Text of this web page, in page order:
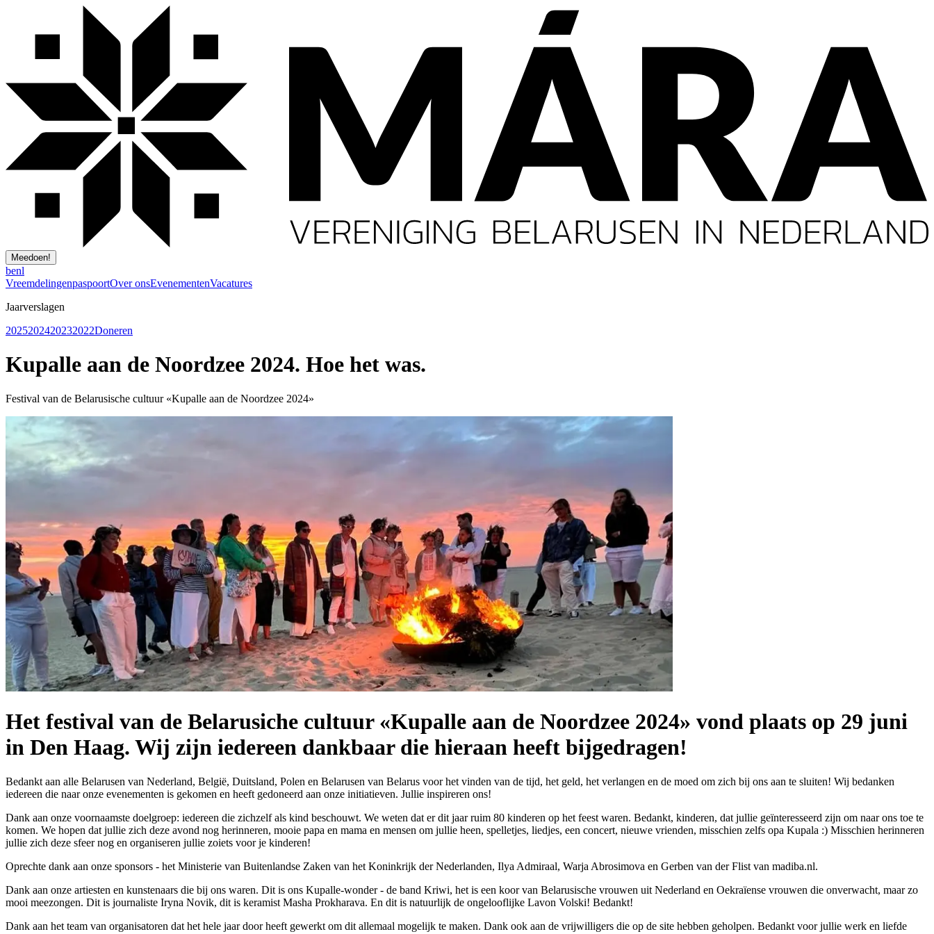
Meedoen!
benl
VreemdelingenpaspoortOver onsEvenementenVacatures
Jaarverslagen
2025202420232022Doneren
Kupalle aan de Noordzee 2024. Hoe het was.
Festival van de Belarusische cultuur «Kupalle aan de Noordzee 2024»
Het festival van de Belarusiche cultuur «Kupalle aan de Noordzee 2024» vond plaats op 29 juni
in Den Haag. Wij zijn iedereen dankbaar die hieraan heeft bijgedragen!
Bedankt aan alle Belarusen van Nederland, België, Duitsland, Polen en Belarusen van Belarus voor het vinden van de tijd, het geld, het verlangen en de moed om zich bij ons aan te sluiten! Wij bedanken
iedereen die naar onze evenementen is gekomen en heeft gedoneerd aan onze initiatieven. Jullie inspireren ons!
Dank aan onze voornaamste doelgroep: iedereen die zichzelf als kind beschouwt. We weten dat er dit jaar ruim 80 kinderen op het feest waren. Bedankt, kinderen, dat jullie geïnteresseerd zijn om naar ons toe te
komen. We hopen dat jullie zich deze avond nog herinneren, mooie papa en mama en mensen om jullie heen, spelletjes, liedjes, een concert, nieuwe vrienden, misschien zelfs opa Kupala :) Misschien herinneren
jullie zich deze sfeer nog en organiseren jullie zoiets voor je kinderen!
Oprechte dank aan onze sponsors - het Ministerie van Buitenlandse Zaken van het Koninkrijk der Nederlanden, Ilya Admiraal, Warja Abrosimova en Gerben van der Flist van madiba.nl.
Dank aan onze artiesten en kunstenaars die bij ons waren. Dit is ons Kupalle-wonder - de band Kriwi, het is een koor van Belarusische vrouwen uit Nederland en Oekraïense vrouwen die onverwacht, maar zo
mooi meezongen. Dit is journaliste Iryna Novik, dit is keramist Masha Prokharava. En dit is natuurlijk de ongelooflijke Lavon Volski! Bedankt!
Dank aan het team van organisatoren dat het hele jaar door heeft gewerkt om dit allemaal mogelijk te maken. Dank ook aan de vrijwilligers die op de site hebben geholpen. Bedankt voor jullie werk en liefde